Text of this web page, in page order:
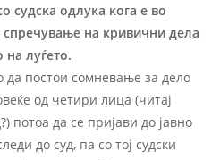
судска одлука кога е во
на кривични дела
на луѓето.
да постои сомневање за дело
од четири лица (читај
потоа да се пријави до јавно
до суд, па со тој судски